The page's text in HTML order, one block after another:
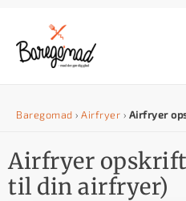
n
Baregomad › Airfryer › Airfryer
Airfryer
til din airfryer)